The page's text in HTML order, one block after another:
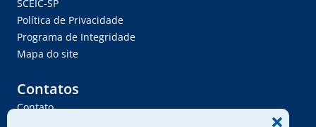
SCEIC-SP
Política de Privacidade
Programa de Integridade
Mapa do site
Contatos
Contato